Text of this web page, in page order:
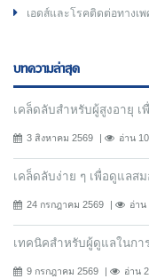
เอดส์และโรคติดต่อทางเ
บทความล่าสุด
เคล็ดลับสำหรับผู้สูงอายุ
3 สิงหาคม 2569 อ่าน
เคล็ดลับง่าย ๆ เพื่อดูแลส
24 กรกฎาคม 2569 อ่าน
เทคนิคสำหรับผู้ดูแลในกา
9 กรกฎาคม 2569 อ่าน